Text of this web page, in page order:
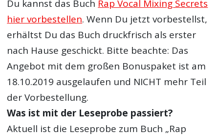
Du kannst das Buch Rap Vocal Mixing Secrets
hier vorbestellen. Wenn Du jetzt vorbestellst,
erhältst Du das Buch druckfrisch als erster
nach Hause geschickt. Bitte beachte: Das
Angebot mit dem großen Bonuspaket ist am
18.10.2019 ausgelaufen und NICHT mehr Teil
der Vorbestellung.
Was ist mit der Leseprobe passiert?
Aktuell ist die Leseprobe zum Buch „Rap